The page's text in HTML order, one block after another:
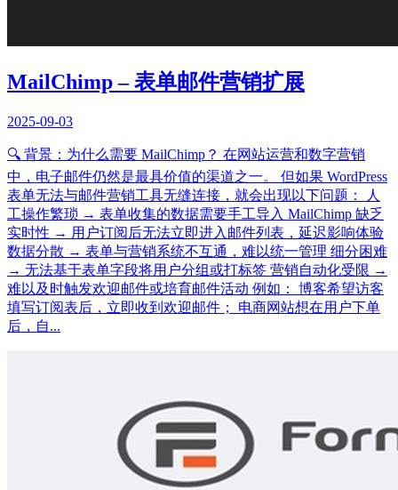
MailChimp – 表单邮件营销扩展
2025-09-03
🔍 背景：为什么需要 MailChimp？ 在网站运营和数字营销
中，电子邮件仍然是最具价值的渠道之一。 但如果 WordPress
表单无法与邮件营销工具无缝连接，就会出现以下问题： 人
工操作繁琐 → 表单收集的数据需要手工导入 MailChimp 缺乏
实时性 → 用户订阅后无法立即进入邮件列表，延迟影响体验
数据分散 → 表单与营销系统不互通，难以统一管理 细分困难
→ 无法基于表单字段将用户分组或打标签 营销自动化受限 →
难以及时触发欢迎邮件或培育邮件活动 例如： 博客希望访客
填写订阅表后，立即收到欢迎邮件； 电商网站想在用户下单
后，自...